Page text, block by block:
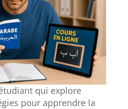
qui explore
pour apprendre la